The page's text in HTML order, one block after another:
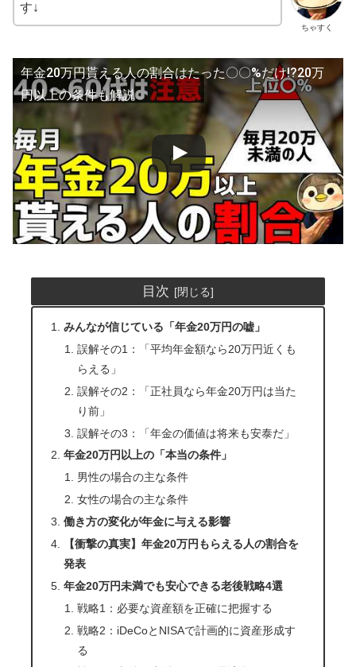
ちゃすく
す↓
年金20万円貰える人の割合はたった〇〇%だけ!?20万
円以上の条件も解説
目次
みんなが信じている「年金20万円の嘘」
誤解その1：「平均年金額なら20万円近くも
らえる」
誤解その2：「正社員なら年金20万円は当た
り前」
誤解その3：「年金の価値は将来も安泰だ」
年金20万円以上の「本当の条件」
男性の場合の主な条件
女性の場合の主な条件
働き方の変化が年金に与える影響
【衝撃の真実】年金20万円もらえる人の割合を
発表
年金20万円未満でも安心できる老後戦略4選
戦略1：必要な資産額を正確に把握する
戦略2：iDeCoとNISAで計画的に資産形成す
る